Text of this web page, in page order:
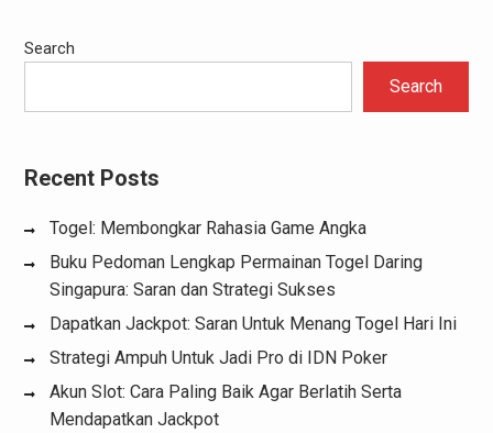
Search
Search
Recent Posts
Togel: Membongkar Rahasia Game Angka
Buku Pedoman Lengkap Permainan Togel Daring
Singapura: Saran dan Strategi Sukses
Dapatkan Jackpot: Saran Untuk Menang Togel Hari Ini
Strategi Ampuh Untuk Jadi Pro di IDN Poker
Akun Slot: Cara Paling Baik Agar Berlatih Serta
Mendapatkan Jackpot